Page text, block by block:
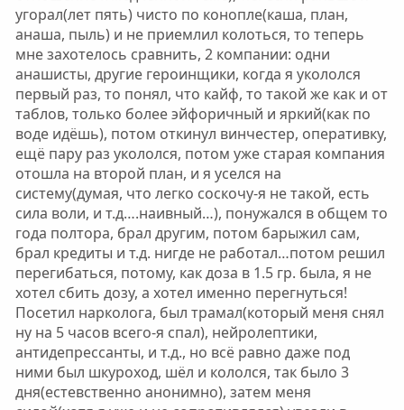
угорал(лет пять) чисто по конопле(каша, план,
анаша, пыль) и не приемлил колоться, то теперь
мне захотелось сравнить, 2 компании: одни
анашисты, другие героинщики, когда я укололся
первый раз, то понял, что кайф, то такой же как и от
таблов, только более эйфоричный и яркий(как по
воде идёшь), потом откинул винчестер, оперативку,
ещё пару раз укололся, потом уже старая компания
отошла на второй план, и я уселся на
систему(думая, что легко соскочу-я не такой, есть
сила воли, и т.д….наивный…), понужался в общем то
года полтора, брал другим, потом барыжил сам,
брал кредиты и т.д. нигде не работал…потом решил
перегибаться, потому, как доза в 1.5 гр. была, я не
хотел сбить дозу, а хотел именно перегнуться!
Посетил нарколога, был трамал(который меня снял
ну на 5 часов всего-я спал), нейролептики,
антидепрессанты, и т.д., но всё равно даже под
ними был шкуроход, шёл и кололся, так было 3
дня(естевственно анонимно), затем меня